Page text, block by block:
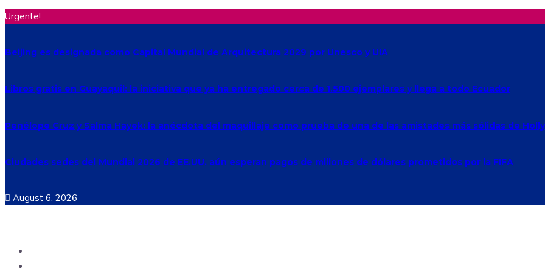
Urgente!
Beijing es designada como Capital Mundial de Arquitectura 2029 por Unesco y UIA
Libros gratis en Guayaquil: la iniciativa que ya ha entregado cerca de 1.500 ejemplares y llega a todo Ecuador
Penélope Cruz y Salma Hayek: la anécdota del maquillaje como prueba de una de las amistades más sólidas de
Ciudades sedes del Mundial 2026 de EE.UU. aún esperan pagos de millones de dólares prometidos por la FIFA
August 6, 2026